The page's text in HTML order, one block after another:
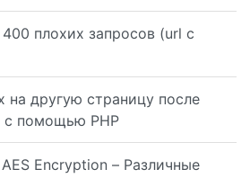
плохих запросов (url с
на другую страницу после
помощью PHP
Encryption – Различные